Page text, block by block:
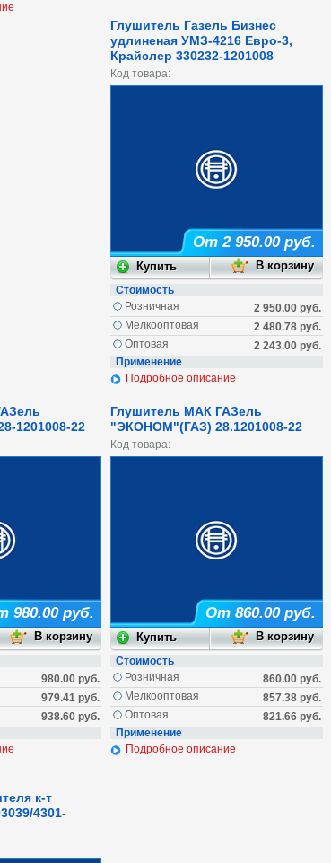
Глушитель Газель Бизнес
удлиненая УМЗ-4216 Евро-3,
Крайслер 330232-1201008
Код товара:
От 2 950.00 руб.
Стоимость
2 950.00 руб.
Розничная
2 480.78 руб.
Мелкооптовая
2 243.00 руб.
Оптовая
Применение
Подробное описание
1201008-22
980.00 руб.
980.00 руб.
979.41 руб.
938.60 руб.
Глушитель МАК ГАЗель
"ЭКОНОМ"(ГАЗ) 28.1201008-22
Код товара:
От 860.00 руб.
Стоимость
860.00 руб.
Розничная
857.38 руб.
Мелкооптовая
821.66 руб.
Оптовая
Применение
Подробное описание
к-т
4301-